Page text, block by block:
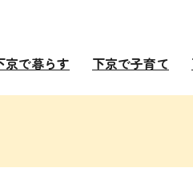
京で暮らす 下京で子育て